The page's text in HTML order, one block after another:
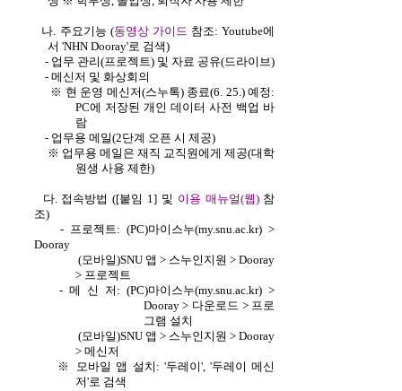
나. 주요기능 (동영상 가이드 참조: Youtube에
서 'NHN Dooray'로 검색)
- 업무 관리(프로젝트) 및 자료 공유(드라이브)
- 메신저 및 화상회의
※ 현 운영 메신저(스누톡) 종료(6. 25.) 예정:
PC에 저장된 개인 데이터 사전 백업 바
람
- 업무용 메일(2단계 오픈 시 제공)
※ 업무용 메일은 재직 교직원에게 제공(대학
원생 사용 제한)
다. 접속방법 ([붙임 1] 및 이용 매뉴얼(웹)참
조)
- 프로젝트: (PC)마이스누(my.snu.ac.kr) >
Dooray
(모바일)SNU 앱 > 스누인지원 > Dooray
> 프로젝트
- 메 신 저: (PC)마이스누(my.snu.ac.kr) >
Dooray > 다운로드 > 프로
그램 설치
(모바일)SNU 앱 > 스누인지원 > Dooray
> 메신저
※ 모바일 앱 설치: '두레이', '두레이 메신
저'로 검색